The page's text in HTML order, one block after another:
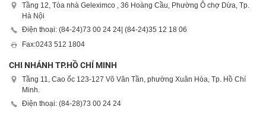
Tầng 12, Tòa nhà Geleximco , 36 Hoàng Cầu, Phường Ô chợ Dừa, Tp.
Hà Nội
Điện thoại: (84-24)73 00 24 24| (84-24)35 12 18 06
Fax:0243 512 1804
CHI NHÁNH TP.HỒ CHÍ MINH
Tầng 11, Cao ốc 123-127 Võ Văn Tần, phường Xuân Hòa, Tp. Hồ Chí
Minh.
Điện thoại: (84-28)73 00 24 24